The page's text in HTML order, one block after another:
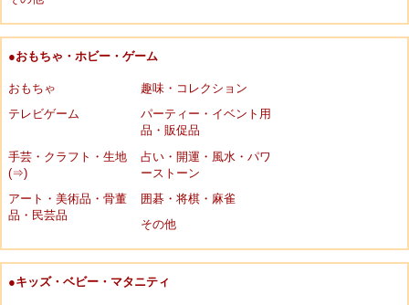
●おもちゃ・ホビー・ゲーム
おもちゃ
趣味・コレクション
テレビゲーム
パーティー・イベント用
品・販促品
手芸・クラフト・生地
(⇒)
占い・開運・風水・パワ
ーストーン
アート・美術品・骨董
品・民芸品
囲碁・将棋・麻雀
その他
●キッズ・ベビー・マタニティ